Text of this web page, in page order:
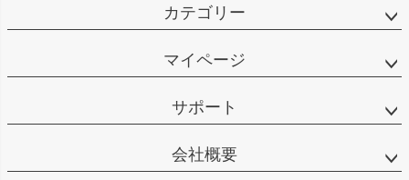
カテゴリー
マイページ
サポート
会社概要